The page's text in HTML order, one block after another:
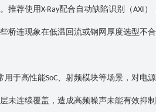
推荐使用X-Ray配合自动缺陷识别（AXI ）
桥连现象在低温回流或钢网厚度选型不
用于高性能SoC、射频模块等场景，对电
未连续覆盖，造成高频噪声未能有效抑